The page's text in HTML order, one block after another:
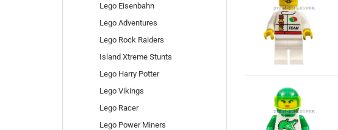
Lego Eisenbahn
Lego Adventures
Lego Rock Raiders
Island Xtreme Stunts
Lego Harry Potter
Lego Vikings
Lego Racer
Lego Power Miners